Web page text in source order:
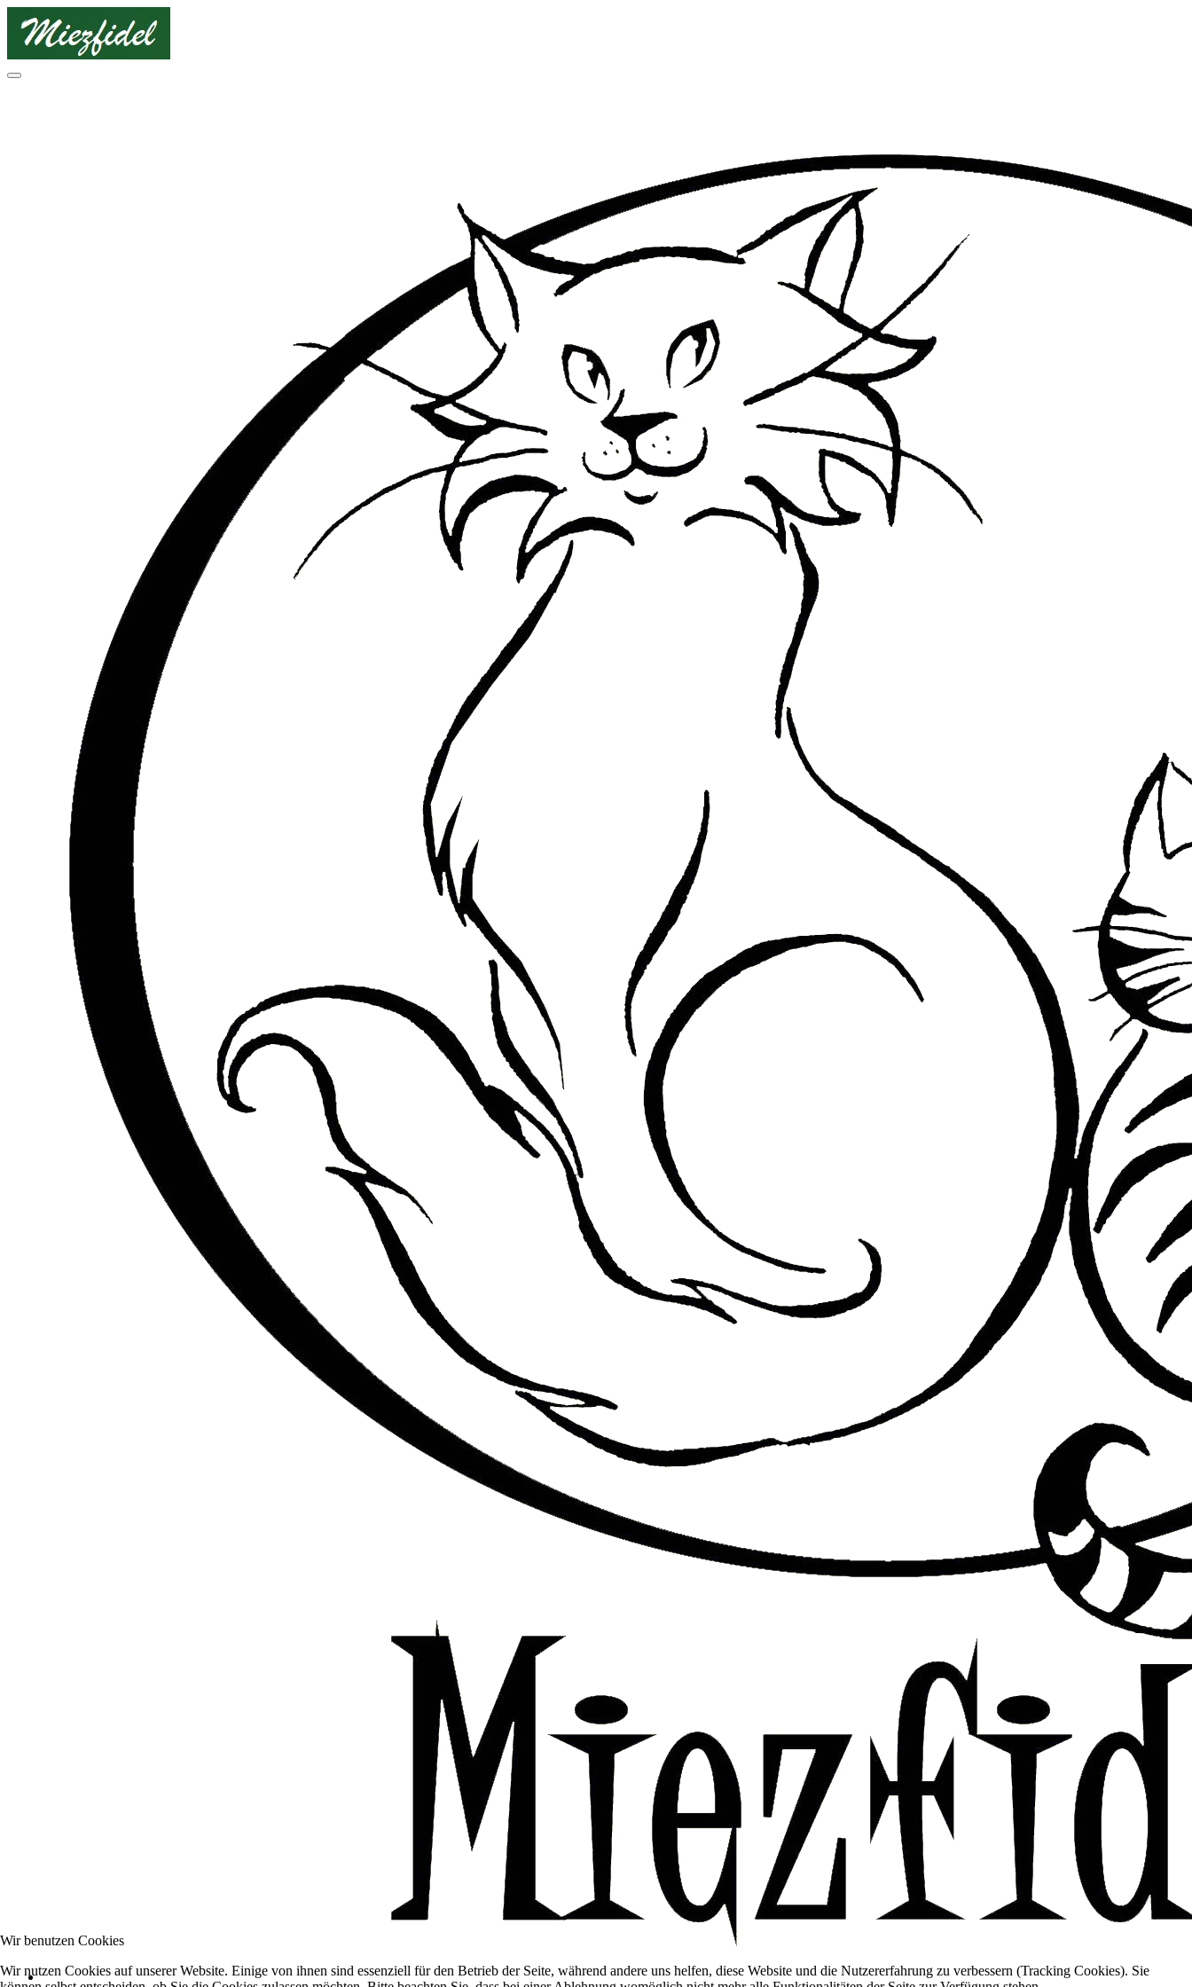
Wir benutzen Cookies
Wir nutzen Cookies auf unserer Website. Einige von ihnen sind essenziell für den Betrieb der Seite, während andere uns helfen, diese Website und die Nutzererfahrung zu verbessern (Tracking Cookies). Sie